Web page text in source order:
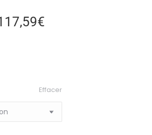
€
Effacer